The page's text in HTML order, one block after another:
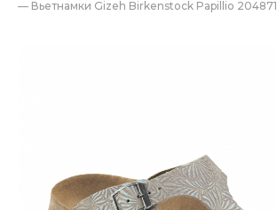
— Вьетнамки Gizeh Birkenstock Papillio 204871